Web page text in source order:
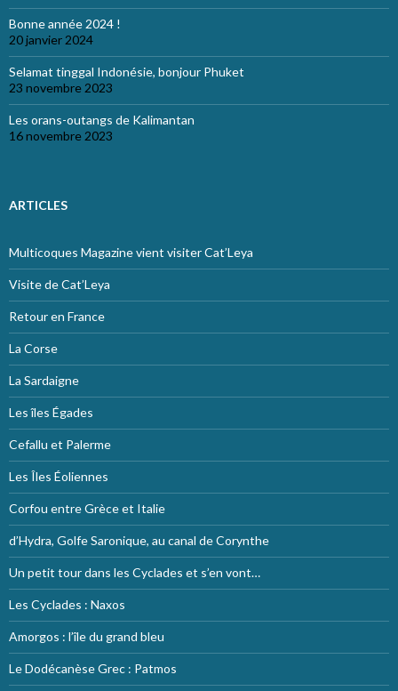
Bonne année 2024 !
20 janvier 2024
Selamat tinggal Indonésie, bonjour Phuket
23 novembre 2023
Les orans-outangs de Kalimantan
16 novembre 2023
ARTICLES
Multicoques Magazine vient visiter Cat’Leya
Visite de Cat’Leya
Retour en France
La Corse
La Sardaigne
Les îles Égades
Cefallu et Palerme
Les Îles Éoliennes
Corfou entre Grèce et Italie
d’Hydra, Golfe Saronique, au canal de Corynthe
Un petit tour dans les Cyclades et s’en vont…
Les Cyclades : Naxos
Amorgos : l’île du grand bleu
Le Dodécanèse Grec : Patmos